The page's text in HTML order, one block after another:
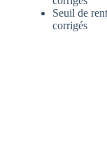
Seuil de
corrigés